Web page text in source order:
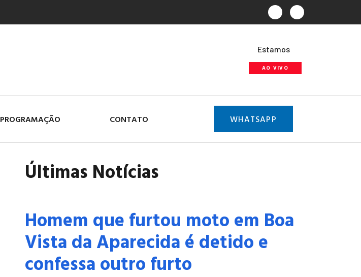
Estamos
AO VIVO
PROGRAMAÇÃO CONTATO WHATSAPP
Últimas Notícias
Homem que furtou moto em Boa
Vista da Aparecida é detido e
confessa outro furto